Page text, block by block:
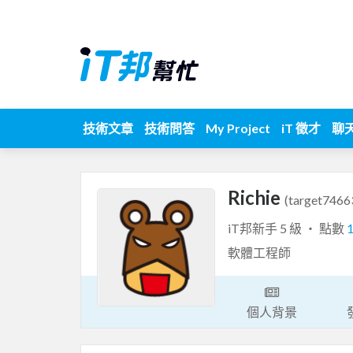
技術文章 技術問答 My Project iT 徵才 聊
Richie
iT邦新手 5 級 ‧ 點數
軟體工程師
個人背景